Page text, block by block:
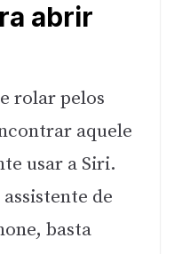
abrir
rolar pelos
aquele
usar a Siri.
de
basta